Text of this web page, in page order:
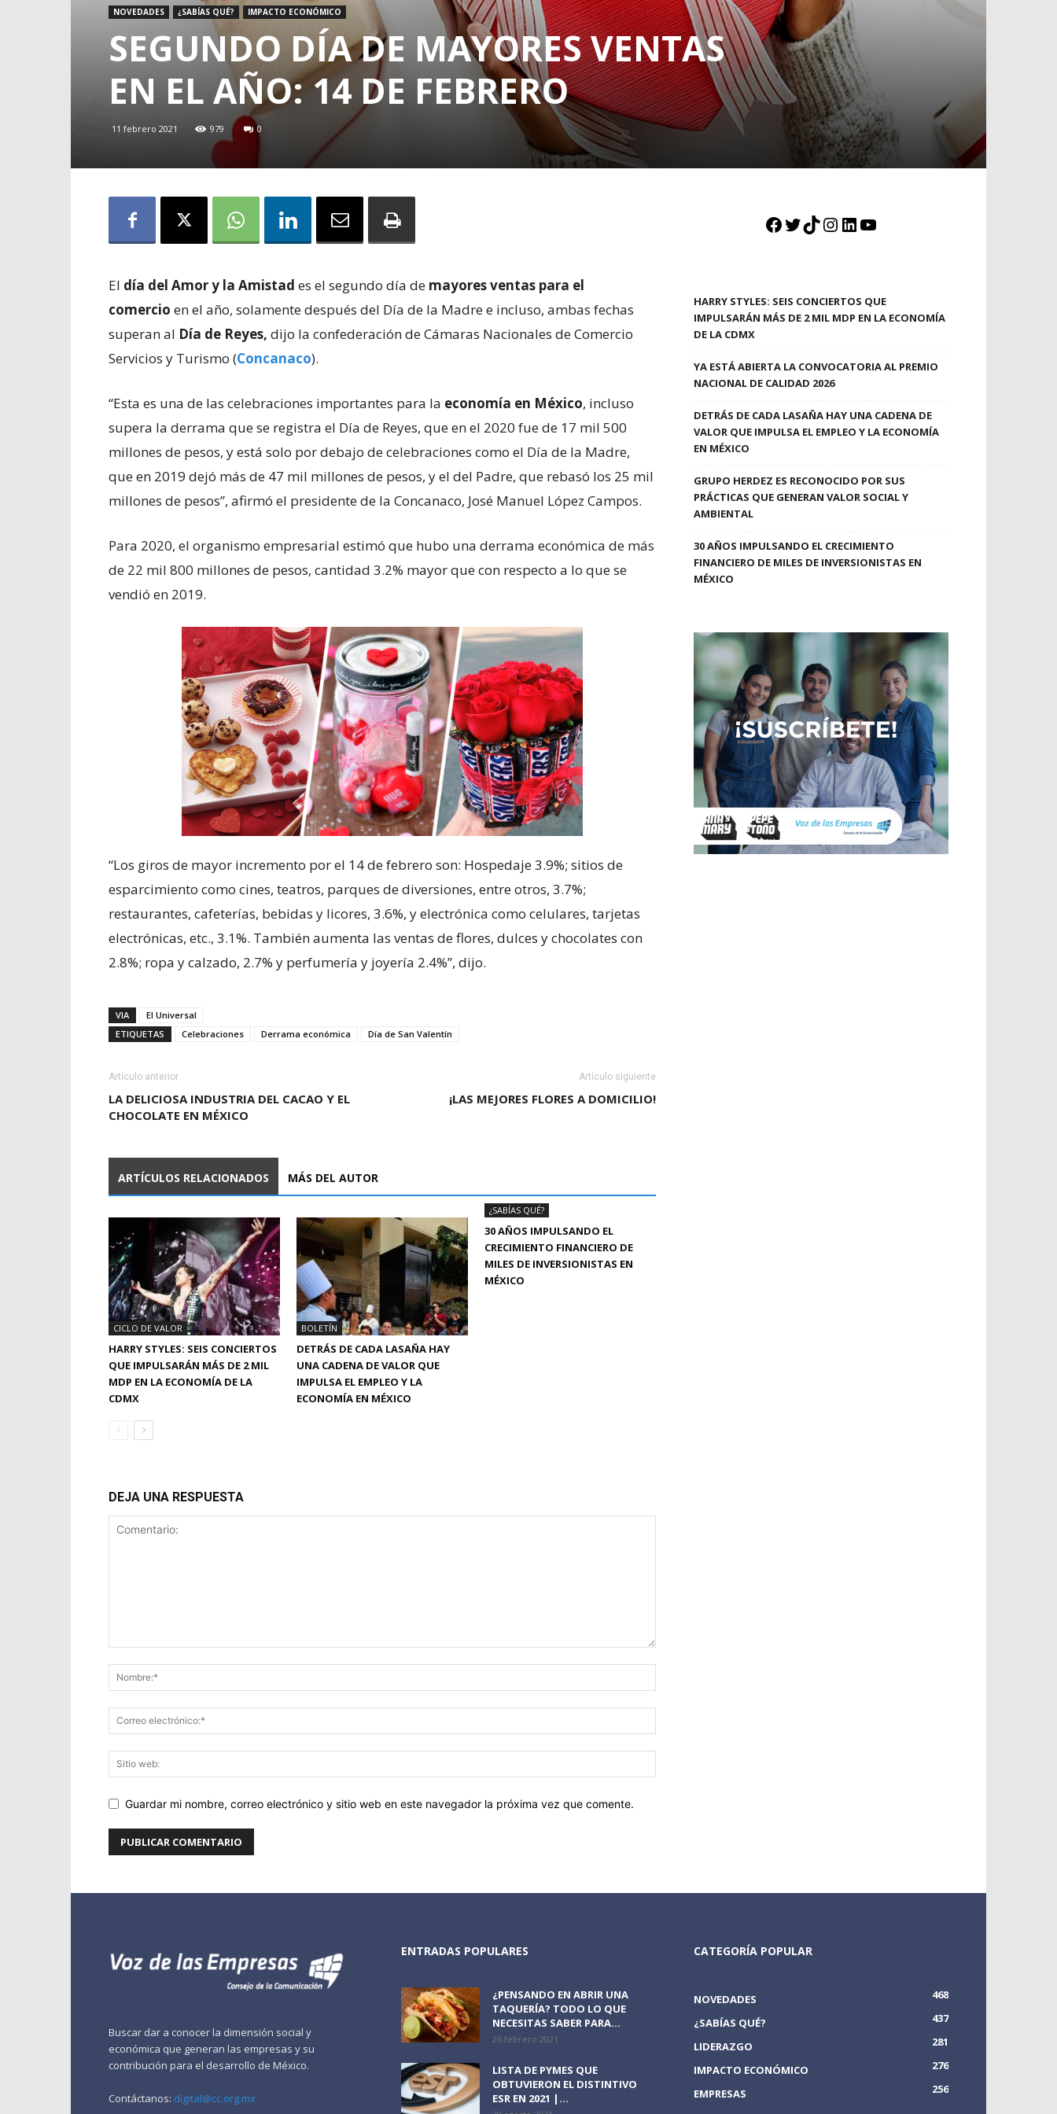
NOVEDADES ¿SABÍAS QUÉ? IMPACTO ECONÓMICO
SEGUNDO DÍA DE MAYORES VENTAS
EN EL AÑO: 14 DE FEBRERO
11 febrero 2021 979 0
El día del Amor y la Amistad es el segundo día de mayores ventas para el
comercio en el año, solamente después del Día de la Madre e incluso, ambas fechas
superan al Día de Reyes, dijo la confederación de Cámaras Nacionales de Comercio
Servicios y Turismo (Concanaco).
“Esta es una de las celebraciones importantes para la economía en México, incluso
supera la derrama que se registra el Día de Reyes, que en el 2020 fue de 17 mil 500
millones de pesos, y está solo por debajo de celebraciones como el Día de la Madre,
que en 2019 dejó más de 47 mil millones de pesos, y el del Padre, que rebasó los 25 mil
millones de pesos”, afirmó el presidente de la Concanaco, José Manuel López Campos.
Para 2020, el organismo empresarial estimó que hubo una derrama económica de más
de 22 mil 800 millones de pesos, cantidad 3.2% mayor que con respecto a lo que se
vendió en 2019.
“Los giros de mayor incremento por el 14 de febrero son: Hospedaje 3.9%; sitios de
esparcimiento como cines, teatros, parques de diversiones, entre otros, 3.7%;
restaurantes, cafeterías, bebidas y licores, 3.6%, y electrónica como celulares, tarjetas
electrónicas, etc., 3.1%. También aumenta las ventas de flores, dulces y chocolates con
2.8%; ropa y calzado, 2.7% y perfumería y joyería 2.4%”, dijo.
VIA
El Universal
ETIQUETAS
Celebraciones Derrama económica Día de San Valentín
Artículo anterior
LA DELICIOSA INDUSTRIA DEL CACAO Y EL
CHOCOLATE EN MÉXICO
Artículo siguiente
¡LAS MEJORES FLORES A DOMICILIO!
ARTÍCULOS RELACIONADOS MÁS DEL AUTOR
CICLO DE VALOR
HARRY STYLES: SEIS CONCIERTOS
QUE IMPULSARÁN MÁS DE 2 MIL
MDP EN LA ECONOMÍA DE LA
CDMX
BOLETÍN
DETRÁS DE CADA LASAÑA HAY
UNA CADENA DE VALOR QUE
IMPULSA EL EMPLEO Y LA
ECONOMÍA EN MÉXICO
¿SABÍAS QUÉ?
30 AÑOS IMPULSANDO EL
CRECIMIENTO FINANCIERO DE
MILES DE INVERSIONISTAS EN
MÉXICO
DEJA UNA RESPUESTA
Guardar mi nombre, correo electrónico y sitio web en este navegador la próxima vez que comente.
Facebook
Twitter
TikTok
Instagram
LinkedIn
YouTube
HARRY STYLES: SEIS CONCIERTOS QUE
IMPULSARÁN MÁS DE 2 MIL MDP EN LA ECONOMÍA
DE LA CDMX
YA ESTÁ ABIERTA LA CONVOCATORIA AL PREMIO
NACIONAL DE CALIDAD 2026
DETRÁS DE CADA LASAÑA HAY UNA CADENA DE
VALOR QUE IMPULSA EL EMPLEO Y LA ECONOMÍA
EN MÉXICO
GRUPO HERDEZ ES RECONOCIDO POR SUS
PRÁCTICAS QUE GENERAN VALOR SOCIAL Y
AMBIENTAL
30 AÑOS IMPULSANDO EL CRECIMIENTO
FINANCIERO DE MILES DE INVERSIONISTAS EN
MÉXICO
Buscar dar a conocer la dimensión social y
económica que generan las empresas y su
contribución para el desarrollo de México.
Contáctanos: digital@cc.org.mx
ENTRADAS POPULARES
¿PENSANDO EN ABRIR UNA
TAQUERÍA? TODO LO QUE
NECESITAS SABER PARA...
26 febrero 2021
LISTA DE PYMES QUE
OBTUVIERON EL DISTINTIVO
ESR EN 2021 |...
CATEGORÍA POPULAR
NOVEDADES
468
¿SABÍAS QUÉ?
437
LIDERAZGO
281
IMPACTO ECONÓMICO
276
EMPRESAS
256